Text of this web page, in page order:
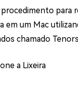
para
em um Mac
chamado
a Lixeira